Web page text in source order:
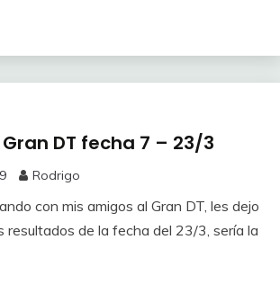
DT fecha 7 – 23/3
Rodrigo
con mis amigos al Gran DT, les dejo
resultados de la fecha del 23/3, sería la